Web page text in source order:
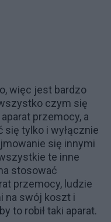
więc jest bardzo
czym się
przemocy, a
się tylko i wyłącznie
się innymi
te inne
stosować
przemocy, ludzie
na swój koszt i
to robił taki aparat.